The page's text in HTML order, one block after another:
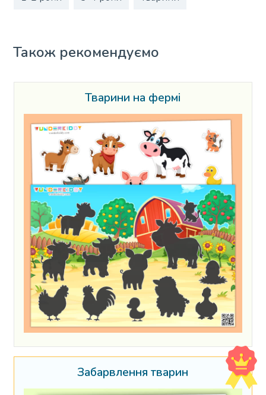
Також рекомендуємо
Тварини на фермі
Забарвлення тварин